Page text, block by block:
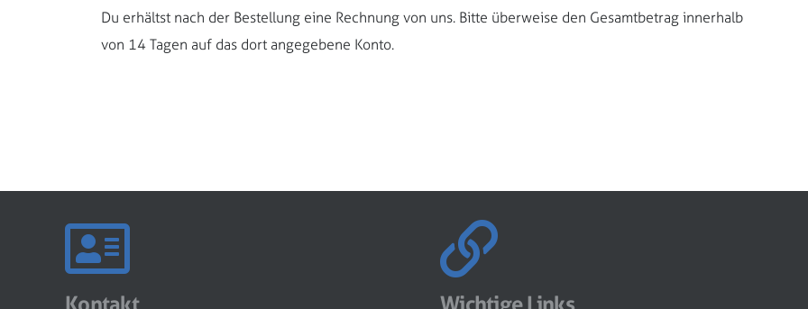
Du erhältst nach der Bestellung eine Rechnung von uns. Bitte überweise den Gesamtbetrag innerhalb
von 14 Tagen auf das dort angegebene Konto.